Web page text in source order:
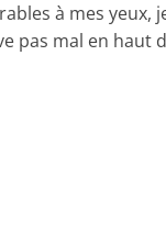
à mes yeux,
pas mal en haut